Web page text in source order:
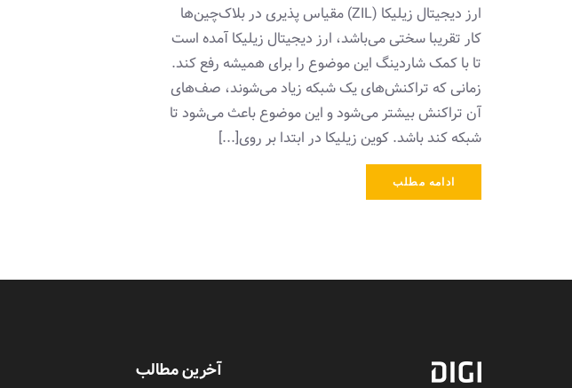
ارز دیجیتال زیلیکا (ZIL) مقیاس پذیری در بلاک‌چین‌ها
کار تقریبا سختی می‌باشد، ارز دیجیتال زیلیکا آمده است
تا با کمک شاردینگ این موضوع را برای همیشه رفع کند.
زمانی که تراکنش‌های یک شبکه زیاد می‌شوند، صف‌های
آن تراکنش بیشتر می‌شود و این موضوع باعث می‌شود تا
شبکه کند باشد. کوین زیلیکا در ابتدا بر روی[...]
ادامه مطلب
آخرین مطالب